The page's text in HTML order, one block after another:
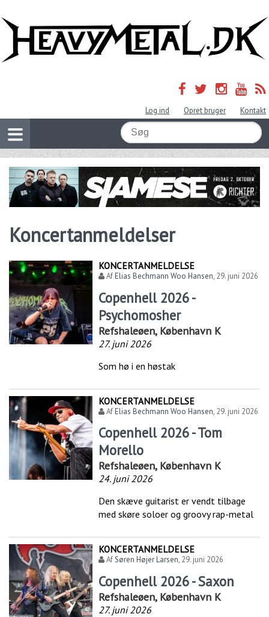
Log ind Opret bruger Kontakt
Koncertanmeldelser
KONCERTANMELDELSE
AfElias Bechmann Woo Hansen, 29. juni 2026
Copenhell 2026 -
Psychomosher
Refshaleøen, København K
27. juni 2026
Som hø i en høstak
KONCERTANMELDELSE
AfElias Bechmann Woo Hansen, 29. juni 2026
Copenhell 2026 - Tom
Morello
Refshaleøen, København K
24. juni 2026
Den skæve guitarist er vendt tilbage
med skøre soloer og groovy rap-metal
KONCERTANMELDELSE
AfSøren Højer Larsen, 29. juni 2026
Copenhell 2026 - Saxon
Refshaleøen, København K
27. juni 2026